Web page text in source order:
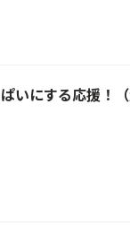
いにする応援！